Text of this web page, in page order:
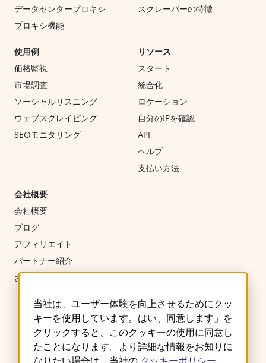
当社は、ユーザー体験を向上させるためにクッ
キーを使用しています。はい、同意します」を
クリックすると、このクッキーの使用に同意し
たことになります。より詳細な情報をお知りに
データセンタープロキシ
プロキシ機能
スクレーパーの特徴
使用例
価格監視
市場調査
ソーシャルリスニング
ウェブスクレイピング
SEOモニタリング
リソース
スタート
統合化
ロケーション
自分のIPを確認
API
ヘルプ
支払い方法
会社概要
会社概要
ブログ
アフィリエイト
パートナー紹介
お問い合わせ
ご利用規約 プライバシーポリシー
クッキー
返金・キャンセルポリシー
サービスレベルアグリーメント